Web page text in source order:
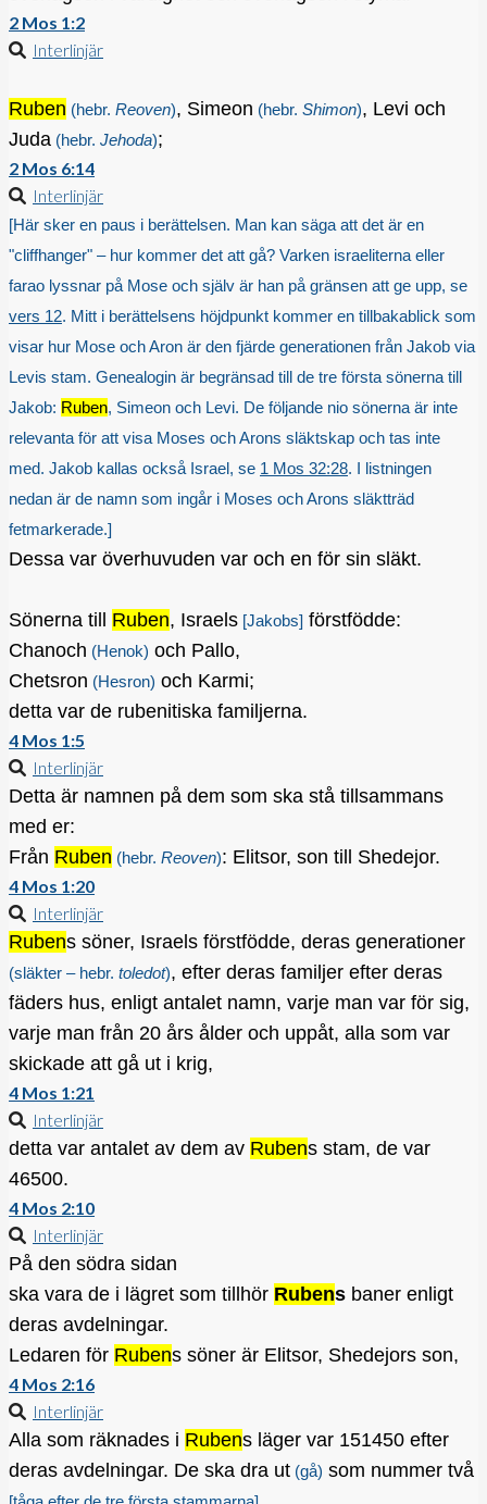
2 Mos 1:2
Interlinjär
Ruben (hebr. Reoven), Simeon (hebr. Shimon), Levi och
Juda (hebr. Jehoda);
2 Mos 6:14
Interlinjär
[Här sker en paus i berättelsen. Man kan säga att det är en
"cliffhanger" – hur kommer det att gå? Varken israeliterna eller
farao lyssnar på Mose och själv är han på gränsen att ge upp, se
vers 12. Mitt i berättelsens höjdpunkt kommer en tillbakablick som
visar hur Mose och Aron är den fjärde generationen från Jakob via
Levis stam. Genealogin är begränsad till de tre första sönerna till
Jakob: Ruben, Simeon och Levi. De följande nio sönerna är inte
relevanta för att visa Moses och Arons släktskap och tas inte
med. Jakob kallas också Israel, se 1 Mos 32:28. I listningen
nedan är de namn som ingår i Moses och Arons släktträd
fetmarkerade.]
Dessa var överhuvuden var och en för sin släkt.
Sönerna till Ruben, Israels [Jakobs] förstfödde:
Chanoch (Henok) och Pallo,
Chetsron (Hesron) och Karmi;
detta var de rubenitiska familjerna.
4 Mos 1:5
Interlinjär
Detta är namnen på dem som ska stå tillsammans
med er:
Från Ruben (hebr. Reoven): Elitsor, son till Shedejor.
4 Mos 1:20
Interlinjär
Rubens söner, Israels förstfödde, deras generationer
(släkter – hebr. toledot), efter deras familjer efter deras
fäders hus, enligt antalet namn, varje man var för sig,
varje man från 20 års ålder och uppåt, alla som var
skickade att gå ut i krig,
4 Mos 1:21
Interlinjär
detta var antalet av dem av Rubens stam, de var
46500.
4 Mos 2:10
Interlinjär
På den södra sidan
ska vara de i lägret som tillhör Rubens baner enligt
deras avdelningar.
Ledaren för Rubens söner är Elitsor, Shedejors son,
4 Mos 2:16
Interlinjär
Alla som räknades i Rubens läger var 151450 efter
deras avdelningar. De ska dra ut (gå) som nummer två